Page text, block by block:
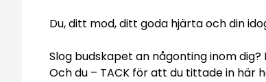
Du, ditt mod, ditt goda hjärta och din
Slog budskapet an någonting inom
Och du – TACK för att du tittade in här